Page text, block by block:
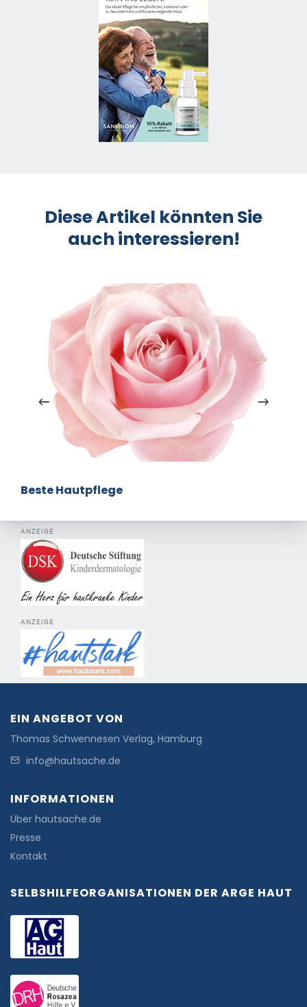
Diese Artikel könnten Sie
auch interessieren!
Beste Hautpflege
ANZEIGE
ANZEIGE
EIN ANGEBOT VON
Thomas Schwennesen Verlag, Hamburg
info@hautsache.de
INFORMATIONEN
Über hautsache.de
Presse
Kontakt
SELBSHILFEORGANISATIONEN DER ARGE HAUT